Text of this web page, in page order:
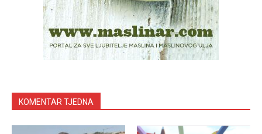
KOMENTAR TJEDNA